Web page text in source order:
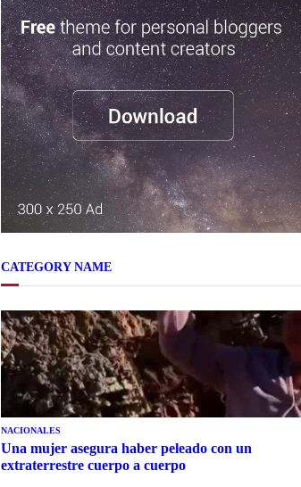
CATEGORY NAME
NACIONALES
Una mujer asegura haber peleado con un
extraterrestre cuerpo a cuerpo